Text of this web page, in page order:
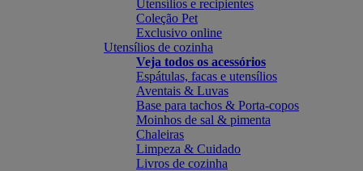
Utensílios e recipientes
Coleção Pet
Exclusivo online
Utensílios de cozinha
Veja todos os acessórios
Espátulas, facas e utensílios
Aventais & Luvas
Base para tachos & Porta-copos
Moinhos de sal & pimenta
Chaleiras
Limpeza & Cuidado
Livros de cozinha